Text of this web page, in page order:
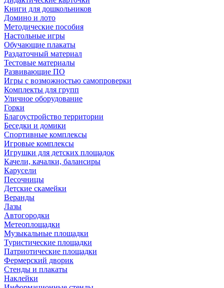
Книги для дошкольников
Домино и лото
Методические пособия
Настольные игры
Обучающие плакаты
Раздаточный материал
Тестовые материалы
Развивающие ПО
Игры с возможностью самопроверки
Комплекты для групп
Уличное оборудование
Горки
Благоустройство территории
Беседки и домики
Спортивные комплексы
Игровые комплексы
Игрушки для детских площадок
Качели, качалки, балансиры
Карусели
Песочницы
Детские скамейки
Веранды
Лазы
Автогородки
Метеоплощадки
Музыкальные площадки
Туристические площадки
Патриотические площадки
Фермерский дворик
Стенды и плакаты
Наклейки